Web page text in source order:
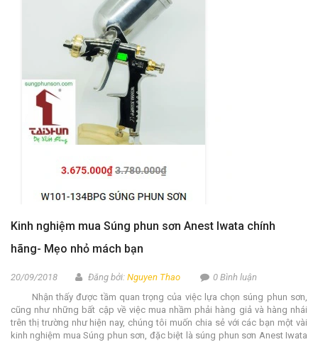
Kinh nghiệm mua Súng phun sơn Anest Iwata chính
hãng- Mẹo nhỏ mách bạn
20/09/2018 Đăng bởi: Nguyen Thao
0 Bình luận
Nhận thấy được tầm quan trọng của việc lựa chọn súng phun sơn,
cũng như những bất cập về việc mua nhầm phải hàng giả và hàng nhái
trên thị trường như hiện nay, chúng tôi muốn chia sẻ với các bạn một vài
kinh nghiệm mua Súng phun sơn, đặc biệt là súng phun sơn Anest Iwata